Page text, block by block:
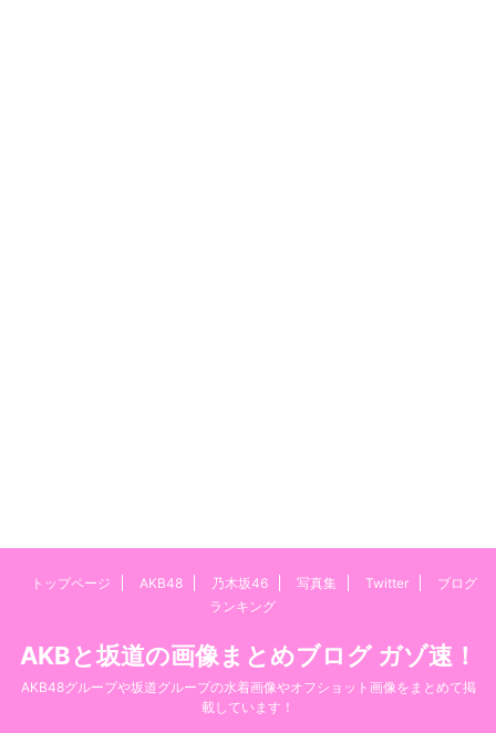
トップページ AKB48 乃木坂46 写真集 Twitter
ブログ
ランキング
AKBと坂道の画像まとめブログ ガゾ速！
AKB48グループや坂道グループの水着画像やオフショット画像をまとめて掲
載しています！